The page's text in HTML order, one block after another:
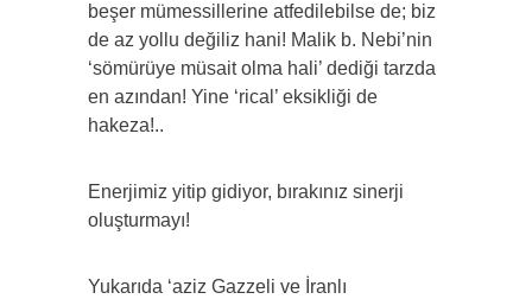
beşer mümessillerine atfedilebilse de; biz
de az yollu değiliz hani! Malik b. Nebi’nin
‘sömürüye müsait olma hali’ dediği tarzda
en azından! Yine ‘rical’ eksikliği de
hakeza!..
Enerjimiz yitip gidiyor, bırakınız sinerji
oluşturmayı!
Yukarıda ‘aziz Gazzeli ve İranlı